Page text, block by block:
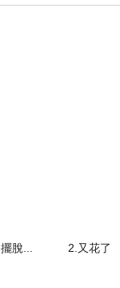
，擺脫... 2.又花了